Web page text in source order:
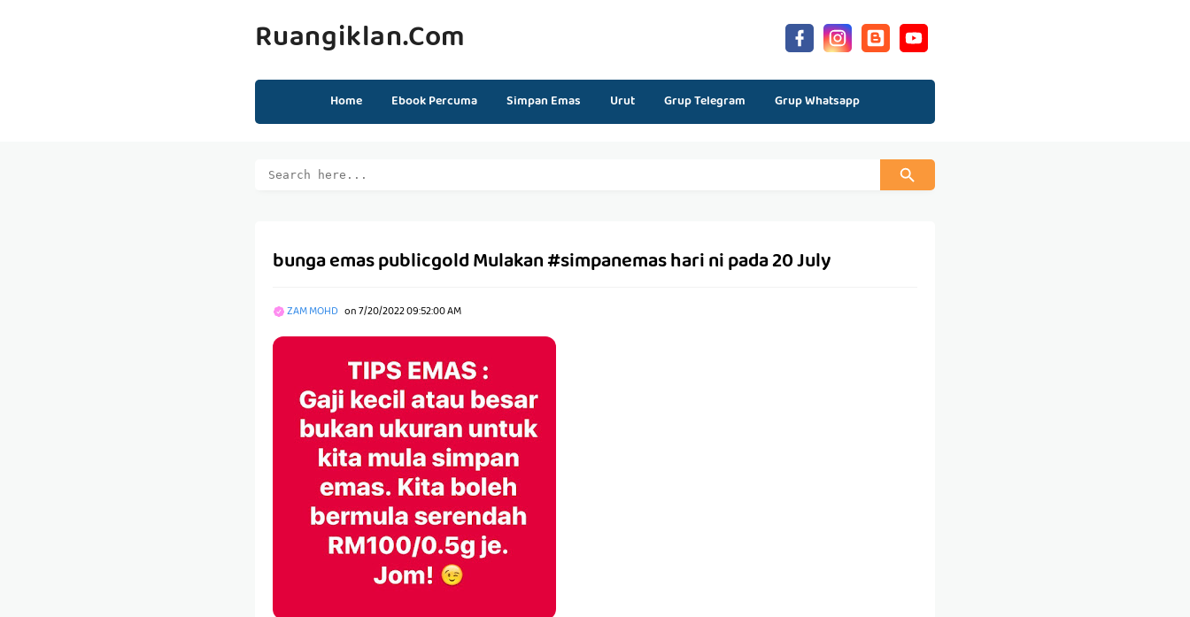
Ruangiklan.com
Home Ebook Percuma Simpan Emas Urut Grup Telegram Grup Whatsapp
bunga emas publicgold Mulakan #simpanemas hari ni pada 20 July
ZAM MOHD on7/20/2022 09:52:00 AM